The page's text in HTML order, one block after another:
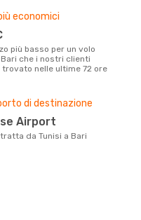
economici
Bari che i nostri clienti
trovato nelle ultime 72 ore
di destinazione
Airport
tratta da Tunisi a Bari